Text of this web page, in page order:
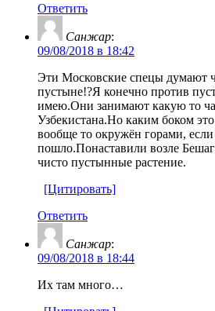
Ответить
Санжар:
09/08/2018 в 18:42
Эти Московские спецы думают
пустыне!?Я конечно против
имею.Они занимают какую то
Узбекистана.Но каким боком
вообще то окружён горами, если
пошло.Понаставили возле
чисто пустынные растение.
[Цитировать]
Ответить
Санжар:
09/08/2018 в 18:44
Их там много…